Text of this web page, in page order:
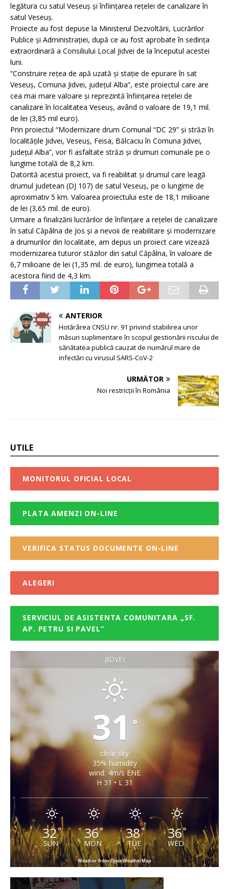
legătura cu satul Veseuş şi înfiinţarea reţelei de canalizare în
satul Veseuş.
Proiecte au fost depuse la Ministerul Dezvoltării, Lucrărilor
Publice şi Administraţiei, după ce au fost aprobate în sedinţa
extraordinară a Consiliului Local Jidvei de la începutul acestei
luni.
“Construire reţea de apă uzată şi staţie de epurare în sat
Veseuş, Comuna Jidvei, judeţul Alba”, este proiectul care are
cea mai mare valoare şi reprezintă înfiinţarea reţelei de
canalizare în localitatea Veseuş, având o valoare de 19,1 mil.
de lei (3,85 mil euro).
Prin proiectul “Modernizare drum Comunal “DC 29” şi străzi în
localităţile Jidvei, Veseuş, Feisa, Bălcaciu în Comuna Jidvei,
judeţul Alba”, vor fi asfaltate străzi şi drumuri comunale pe o
lungime totală de 8,2 km.
Datorită acestui proiect, va fi reabilitat şi drumul care leagă
drumul judetean (DJ 107) de satul Veseuş, pe o lungime de
aproximativ 5 km. Valoarea proiectului este de 18,1 milioane
de lei (3,65 mil. de euro).
Urmare a finalizării lucrărilor de înfiinţare a reţelei de canalizare
în satul Căpâlna de Jos şi a nevoii de reabilitare şi modernizare
a drumurilor din localitate, am depus un proiect care vizează
modernizarea tuturor stăzilor din satul Căpâlna, în valoare de
6,7 milioane de lei (1,35 mil. de euro), lungimea totală a
acestora fiind de 4,3 km.
ANTERIOR
Hotărârea CNSU nr. 91 privind stabilirea unor
măsuri suplimentare în scopul gestionării riscului de
sănătatea publică cauzat de numărul mare de
infectări cu virusul SARS-CoV-2
URMĂTOR
Noi restricții în România
UTILE
MONITORUL OFICIAL LOCAL
PLATA AMENZI ON-LINE
VERIFICA STATUS DOCUMENTE ON-LINE
ALEGERI
SERVICIUL DE ASISTENTA COMUNITARA „SF.
AP. PETRU SI PAVEL”
JIDVEI
31 °
clear sky
35% humidity
wind: 4m/s ENE
H 31 • L 31
32°
SUN
36°
MON
38°
TUE
36°
WED
Weather from OpenWeatherMap